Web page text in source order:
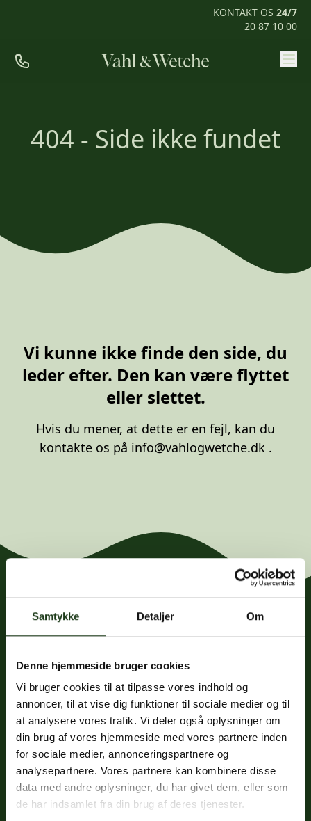
Samtykke Detaljer Om
Denne hjemmeside bruger cookies
Vi bruger cookies til at tilpasse vores indhold og
annoncer, til at vise dig funktioner til sociale medier og til
at analysere vores trafik. Vi deler også oplysninger om
din brug af vores hjemmeside med vores partnere inden
for sociale medier, annonceringspartnere og
analysepartnere. Vores partnere kan kombinere disse
data med andre oplysninger, du har givet dem, eller som
de har indsamlet fra din brug af deres tjenester.
KONTAKT OS 24/7
20 87 10 00
Priser
Mød os
404 - Side ikke fundet
Vi kunne ikke finde den side, du
leder efter. Den kan være flyttet
eller slettet.
Hvis du mener, at dette er en fejl, kan du
kontakte os på info@vahlogwetche.dk.
Fredericiavej 69B, st.
7100 Vejle
CVR: 32334512
Trustpilot
Sociale medier